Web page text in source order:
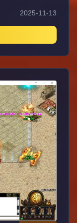
火爆人气爆棚。
，公平爆装系
/加速/辅助，打
次日合区第三天
无商城售卖，
设二级密码保护
2025-11-13